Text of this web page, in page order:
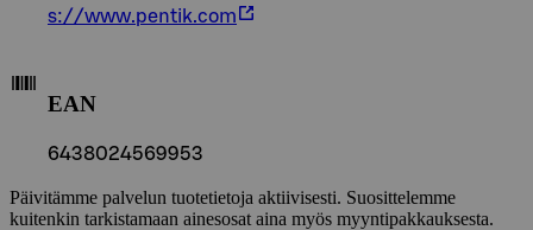
s://www.pentik.com
EAN
6438024569953
Päivitämme palvelun tuotetietoja aktiivisesti. Suosittelemme
kuitenkin tarkistamaan ainesosat aina myös myyntipakkauksesta.